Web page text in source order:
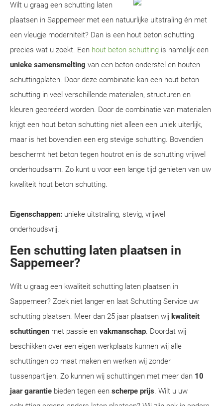
Wilt u graag een schutting laten
plaatsen in Sappemeer met een natuurlijke uitstraling én met
een vleugje moderniteit? Dan is een hout beton schutting
precies wat u zoekt. Een hout beton schutting is namelijk een
unieke samensmelting van een beton onderstel en houten
schuttingplaten. Door deze combinatie kan een hout beton
schutting in veel verschillende materialen, structuren en
kleuren gecreëerd worden. Door de combinatie van materialen
krijgt een hout beton schutting niet alleen een uniek uiterlijk,
maar is het bovendien een erg stevige schutting. Bovendien
beschermt het beton tegen houtrot en is de schutting vrijwel
onderhoudsarm. Zo kunt u voor een lange tijd genieten van uw
kwaliteit hout beton schutting.
Eigenschappen: unieke uitstraling, stevig, vrijwel
onderhoudsvrij.
Een schutting laten plaatsen in
Sappemeer?
Wilt u graag een kwaliteit schutting laten plaatsen in
Sappemeer? Zoek niet langer en laat Schutting Service uw
schutting plaatsen. Meer dan 25 jaar plaatsen wij kwaliteit
schuttingen met passie en vakmanschap. Doordat wij
beschikken over een eigen werkplaats kunnen wij alle
schuttingen op maat maken en werken wij zonder
tussenpartijen. Zo kunnen wij schuttingen met meer dan 10
jaar garantie bieden tegen een scherpe prijs. Wilt u uw